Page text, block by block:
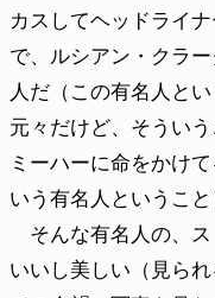
カスしてヘッドライ
で、ルシアン・クラ
人だ（この有名人と
元々だけど、そうい
ミーハーに命をかけ
いう有名人ということ
そんな有名人の、ス
いいし美しい（見ら